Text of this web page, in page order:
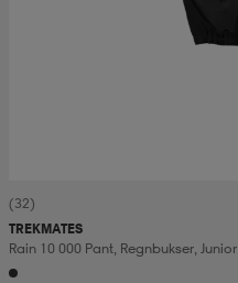
(32)
TREKMATES
Rain 10 000 Pant, Regnbukser, Junior